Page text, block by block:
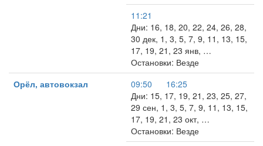
11:21
Дни: 16, 18, 20, 22, 24, 26, 28,
30 дек, 1, 3, 5, 7, 9, 11, 13, 15,
17, 19, 21, 23 янв, …
Остановки: Везде
Орёл, автовокзал
09:50
16:25
Дни: 15, 17, 19, 21, 23, 25, 27,
29 сен, 1, 3, 5, 7, 9, 11, 13, 15,
17, 19, 21, 23 окт, …
Остановки: Везде